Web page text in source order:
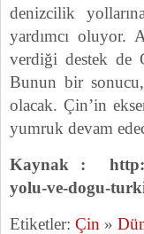
denizcilik
yardımcı oluyor.
verdiği destek de
Bunun bir
olacak. Çin’in
yumruk devam
Kaynak : http://
yolu-ve-dogu-
Etiketler: Çin »